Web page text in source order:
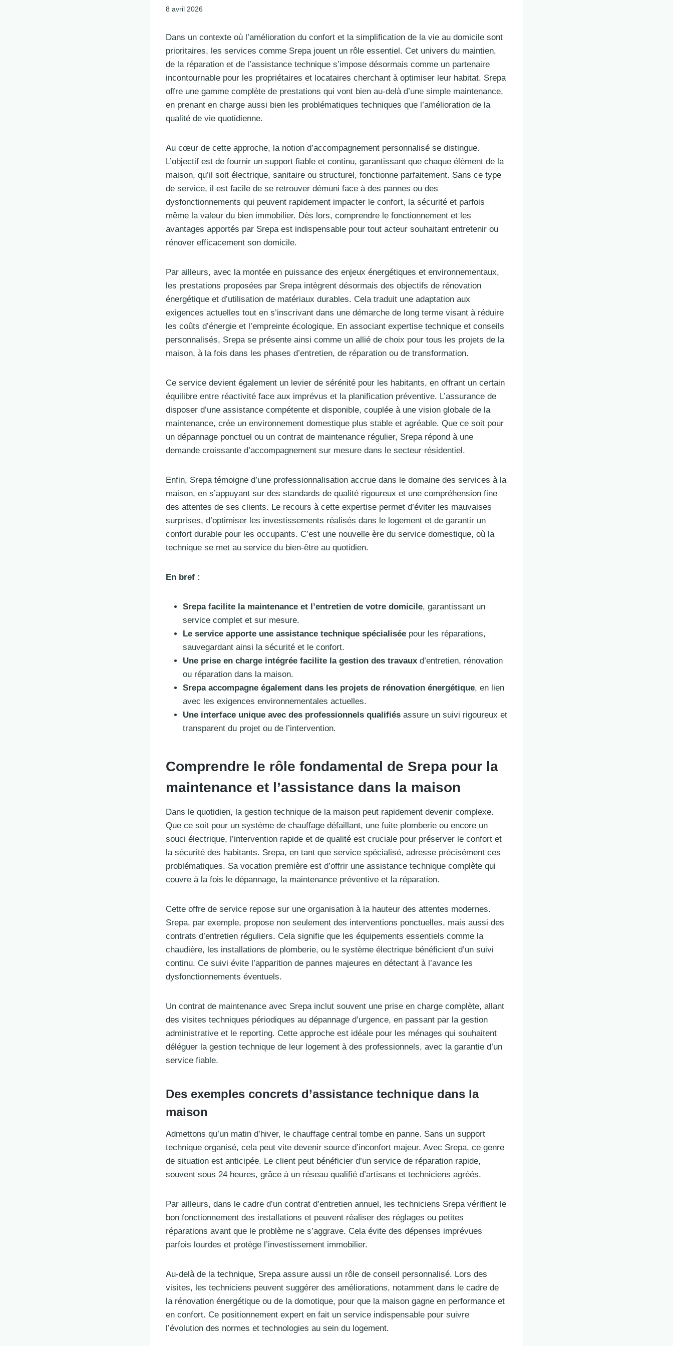
8 avril 2026
Dans un contexte où l’amélioration du confort et la simplification de la vie au domicile sont
prioritaires, les services comme Srepa jouent un rôle essentiel. Cet univers du maintien,
de la réparation et de l’assistance technique s’impose désormais comme un partenaire
incontournable pour les propriétaires et locataires cherchant à optimiser leur habitat. Srepa
offre une gamme complète de prestations qui vont bien au-delà d’une simple maintenance,
en prenant en charge aussi bien les problématiques techniques que l’amélioration de la
qualité de vie quotidienne.
Au cœur de cette approche, la notion d’accompagnement personnalisé se distingue.
L’objectif est de fournir un support fiable et continu, garantissant que chaque élément de la
maison, qu’il soit électrique, sanitaire ou structurel, fonctionne parfaitement. Sans ce type
de service, il est facile de se retrouver démuni face à des pannes ou des
dysfonctionnements qui peuvent rapidement impacter le confort, la sécurité et parfois
même la valeur du bien immobilier. Dès lors, comprendre le fonctionnement et les
avantages apportés par Srepa est indispensable pour tout acteur souhaitant entretenir ou
rénover efficacement son domicile.
Par ailleurs, avec la montée en puissance des enjeux énergétiques et environnementaux,
les prestations proposées par Srepa intègrent désormais des objectifs de rénovation
énergétique et d’utilisation de matériaux durables. Cela traduit une adaptation aux
exigences actuelles tout en s’inscrivant dans une démarche de long terme visant à réduire
les coûts d’énergie et l’empreinte écologique. En associant expertise technique et conseils
personnalisés, Srepa se présente ainsi comme un allié de choix pour tous les projets de la
maison, à la fois dans les phases d’entretien, de réparation ou de transformation.
Ce service devient également un levier de sérénité pour les habitants, en offrant un certain
équilibre entre réactivité face aux imprévus et la planification préventive. L’assurance de
disposer d’une assistance compétente et disponible, couplée à une vision globale de la
maintenance, crée un environnement domestique plus stable et agréable. Que ce soit pour
un dépannage ponctuel ou un contrat de maintenance régulier, Srepa répond à une
demande croissante d’accompagnement sur mesure dans le secteur résidentiel.
Enfin, Srepa témoigne d’une professionnalisation accrue dans le domaine des services à la
maison, en s’appuyant sur des standards de qualité rigoureux et une compréhension fine
des attentes de ses clients. Le recours à cette expertise permet d’éviter les mauvaises
surprises, d’optimiser les investissements réalisés dans le logement et de garantir un
confort durable pour les occupants. C’est une nouvelle ère du service domestique, où la
technique se met au service du bien-être au quotidien.
En bref :
Srepa facilite la maintenance et l’entretien de votre domicile, garantissant un
service complet et sur mesure.
Le service apporte une assistance technique spécialisée pour les réparations,
sauvegardant ainsi la sécurité et le confort.
Une prise en charge intégrée facilite la gestion des travaux d’entretien, rénovation
ou réparation dans la maison.
Srepa accompagne également dans les projets de rénovation énergétique, en lien
avec les exigences environnementales actuelles.
Une interface unique avec des professionnels qualifiés assure un suivi rigoureux et
transparent du projet ou de l’intervention.
Comprendre le rôle fondamental de Srepa pour la
maintenance et l’assistance dans la maison
Dans le quotidien, la gestion technique de la maison peut rapidement devenir complexe.
Que ce soit pour un système de chauffage défaillant, une fuite plomberie ou encore un
souci électrique, l’intervention rapide et de qualité est cruciale pour préserver le confort et
la sécurité des habitants. Srepa, en tant que service spécialisé, adresse précisément ces
problématiques. Sa vocation première est d’offrir une assistance technique complète qui
couvre à la fois le dépannage, la maintenance préventive et la réparation.
Cette offre de service repose sur une organisation à la hauteur des attentes modernes.
Srepa, par exemple, propose non seulement des interventions ponctuelles, mais aussi des
contrats d’entretien réguliers. Cela signifie que les équipements essentiels comme la
chaudière, les installations de plomberie, ou le système électrique bénéficient d’un suivi
continu. Ce suivi évite l’apparition de pannes majeures en détectant à l’avance les
dysfonctionnements éventuels.
Un contrat de maintenance avec Srepa inclut souvent une prise en charge complète, allant
des visites techniques périodiques au dépannage d’urgence, en passant par la gestion
administrative et le reporting. Cette approche est idéale pour les ménages qui souhaitent
déléguer la gestion technique de leur logement à des professionnels, avec la garantie d’un
service fiable.
Des exemples concrets d’assistance technique dans la
maison
Admettons qu’un matin d’hiver, le chauffage central tombe en panne. Sans un support
technique organisé, cela peut vite devenir source d’inconfort majeur. Avec Srepa, ce genre
de situation est anticipée. Le client peut bénéficier d’un service de réparation rapide,
souvent sous 24 heures, grâce à un réseau qualifié d’artisans et techniciens agréés.
Par ailleurs, dans le cadre d’un contrat d’entretien annuel, les techniciens Srepa vérifient le
bon fonctionnement des installations et peuvent réaliser des réglages ou petites
réparations avant que le problème ne s’aggrave. Cela évite des dépenses imprévues
parfois lourdes et protège l’investissement immobilier.
Au-delà de la technique, Srepa assure aussi un rôle de conseil personnalisé. Lors des
visites, les techniciens peuvent suggérer des améliorations, notamment dans le cadre de
la rénovation énergétique ou de la domotique, pour que la maison gagne en performance et
en confort. Ce positionnement expert en fait un service indispensable pour suivre
l’évolution des normes et technologies au sein du logement.